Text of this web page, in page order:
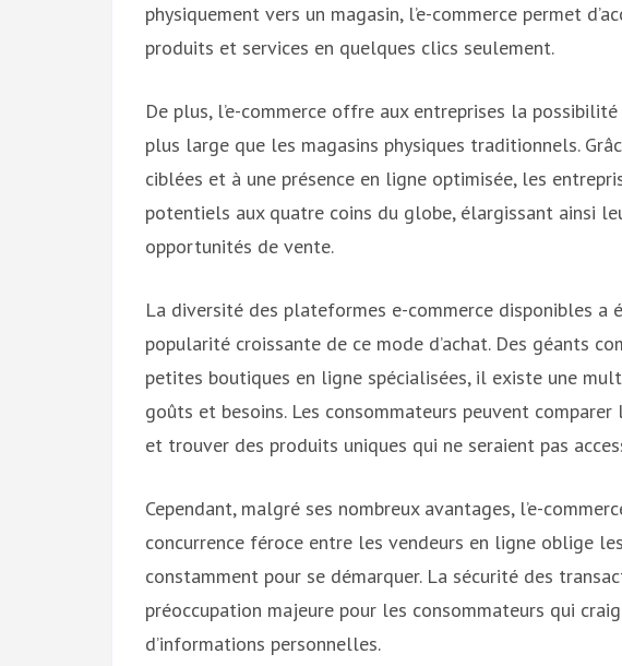
physiquement vers un magasin, l’e-commerce permet
produits et services en quelques clics seulement.
De plus, l’e-commerce offre aux entreprises la
plus large que les magasins physiques traditionnels.
ciblées et à une présence en ligne optimisée, les
potentiels aux quatre coins du globe, élargissant ainsi
opportunités de vente.
La diversité des plateformes e-commerce disponibles a
popularité croissante de ce mode d’achat. Des géants
petites boutiques en ligne spécialisées, il existe une
goûts et besoins. Les consommateurs peuvent
et trouver des produits uniques qui ne seraient pas
Cependant, malgré ses nombreux avantages, l’e-
concurrence féroce entre les vendeurs en ligne oblige
constamment pour se démarquer. La sécurité des
préoccupation majeure pour les consommateurs qui
d’informations personnelles.